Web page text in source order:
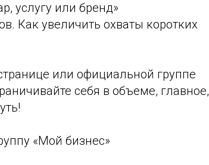
услугу или бренд»
Как увеличить охваты коротких
или официальной группе
себя в объеме, главное,
«Мой бизнес»